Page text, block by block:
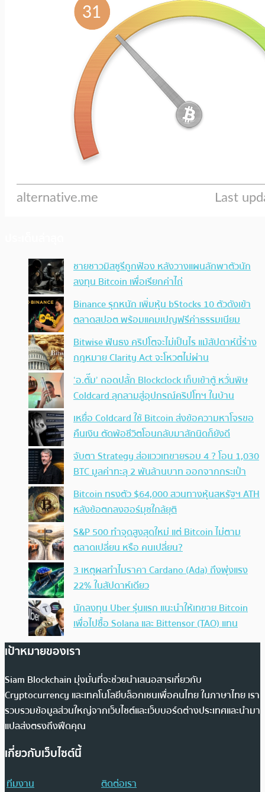
ชายชาวมิสซูรีถูกฟ้อง หลังวางแผนลักพาตัวนัก
ลงทุน Bitcoin เพื่อเรียกค่าไถ่
Binance รุกหนัก เพิ่มหุ้น bStocks 10 ตัวดังเข้า
ตลาดสปอต พร้อมแคมเปญฟรีค่าธรรมเนียม
Bitwise ฟันธง คริปโตจะไม่เป็นไร แม้สัปดาห์นี้ร่าง
กฎหมาย Clarity Act จะโหวตไม่ผ่าน
‘อ.ตั๊ม’ ถอดปลั้ก Blockclock เก็บเข้าตู้ หวั่นพิษ
Coldcard ลุกลามสู่อุปกรณ์คริปโทฯ ในบ้าน
เหยื่อ Coldcard ใช้ Bitcoin ส่งข้อความหาโจรขอ
คืนเงิน ตัดพ้อชีวิตโอนกลับมาสักนิดก็ยังดี
จับตา Strategy ส่อแววเทขายรอบ 4 ? โอน 1,030
BTC มูลค่าทะลุ 2 พันล้านบาท ออกจากกระเป๋า
Bitcoin ทรงตัว $64,000 สวนทางหุ้นสหรัฐฯ ATH
หลังข้อตกลงฮอร์มุซใกล้ยุติ
S&P 500 ทำจุดสูงสุดใหม่ แต่ Bitcoin ไม่ตาม
ตลาดเปลี่ยน หรือ คนเปลี่ยน?
3 เหตุผลทำไมราคา Cardano (Ada) ถึงพุ่งแรง
22% ในสัปดาห์เดียว
นักลงทุน Uber รุ่นแรก แนะนำให้เทขาย Bitcoin
เพื่อไปซื้อ Solana และ Bittensor (TAO) แทน
เป้าหมายของเรา
Siam Blockchain มุ่งมั่นที่จะช่วยนำเสนอสารเกี่ยวกับ
Cryptocurrency และเทคโนโลยีบล็อกเชนเพื่อคนไทย ในภาษาไทย เรา
รวบรวมข้อมูลส่วนใหญ่จากเว็บไซต์และเว็บบอร์ดต่างประเทศและนำมา
แปลส่งตรงถึงฟีดคุณ
เกี่ยวกับเว็บไซต์นี้
ทีมงาน
ติดต่อเรา